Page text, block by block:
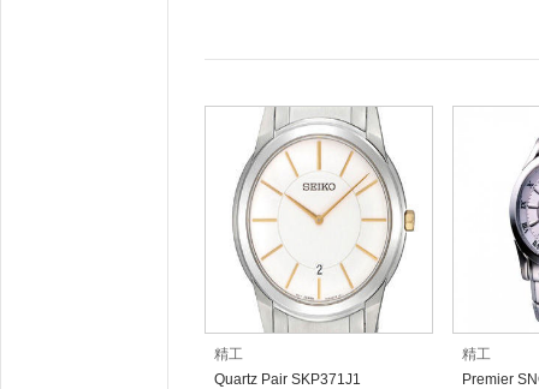
精工
Quartz Pair SKP371J1
精工
Premier